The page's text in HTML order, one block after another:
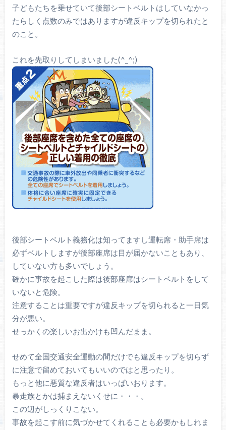
子どもたちを乗せていて後部シートベルトはしていなかっ
たらしく点数のみではありますが違反キップを切られたと
のこと。
これを先取りしてしまいました(^_^;)
後部シートベルト義務化は知ってますし運転席・助手席は
必ずベルトしますが後部座席は目が届かないこともあり、
していない方も多いでしょう。
確かに事故を起こした際は後部座席はシートベルトをして
いないと危険。
注意することは重要ですが違反キップを切られると一日気
分が悪い。
せっかくの楽しいお出かけも凹んだまま。
せめて全国交通安全運動の間だけでも違反キップを切らず
に注意で留めておいてもいいのではと思ったり。
もっと他に悪質な違反者はいっぱいおります。
暴走族とかは捕まえないくせに・・・。
この辺がしっくりこない。
事故を起こす前に気づかせてくれることも必要かもしれま